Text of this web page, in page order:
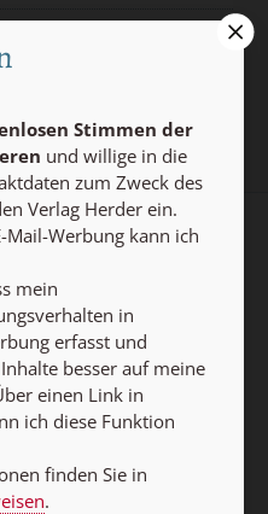
Datenschutz
Impressum
kündigen
Stimmen der
und willige in die
zum Zweck des
Verlag Herder ein.
Mail-Werbung kann ich
mein
in
erfasst und
besser auf meine
einen Link in
ich diese Funktion
finden Sie in
.